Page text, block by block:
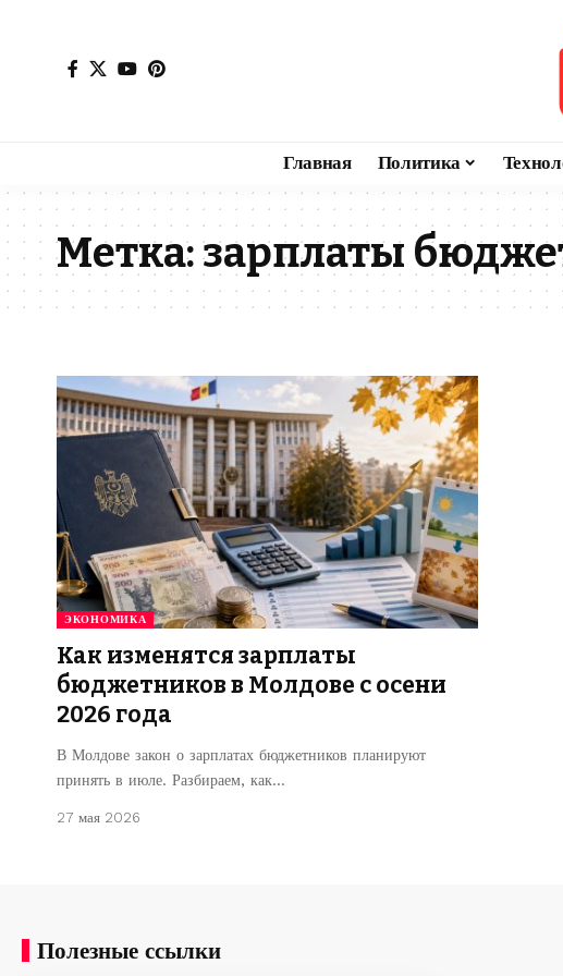
Главная Политика
Метка:зарплаты
ЭКОНОМИКА
Как изменятся зарплаты
бюджетников в Молдове с осени
2026 года
В Молдове закон о зарплатах бюджетников планируют
принять в июле. Разбираем, как…
27 мая 2026
Полезные ссылки